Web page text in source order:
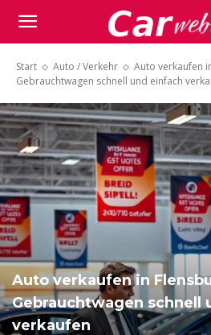
Carwebnews.com
Start Auto / Verkehr
Auto verkaufen
Gebrauchtwagen schnell und einfach
Auto verkaufen in
Gebrauchtwagen schnell
verkaufen